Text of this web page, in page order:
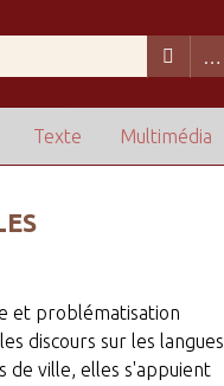
Multimédia
Texte
et problématisation
discours sur les langues
de ville, elles s'appuient